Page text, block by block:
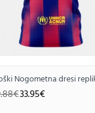
rokavLewandowski #9
Nogometna dresi
33.95€